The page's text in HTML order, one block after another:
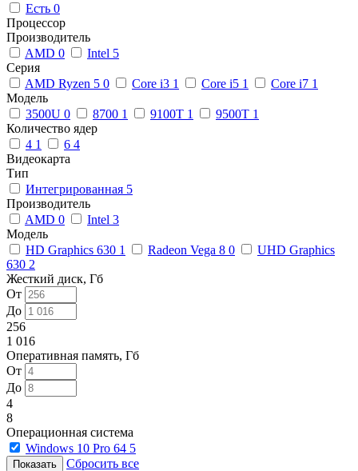
Есть 0
Процессор
Производитель
AMD 0 Intel 5
Серия
AMD Ryzen 5 0 Core i3 1 Core i5 1 Core i7 1
Модель
3500U 0 8700 1 9100T 1 9500T 1
Количество ядер
4 1 6 4
Видеокарта
Тип
Интегрированная 5
Производитель
AMD 0 Intel 3
Модель
HD Graphics 630 1 Radeon Vega 8 0
UHD Graphics
630 2
Жесткий диск, Гб
От
До
256
1 016
Оперативная память, Гб
От
До
4
8
Операционная система
Windows 10 Pro 64 5
Сбросить все